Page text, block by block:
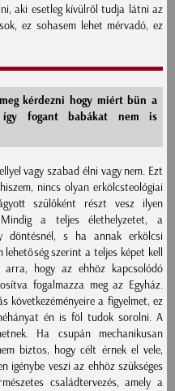
aki esetleg kívülről tudja látni az
ez sohasem lehet mérvadó, ez
kérdezni hogy miért bün a
így fogant babákat nem is
vagy szabad élni vagy nem. Ezt
nincs olyan erkölcsteológiai
szülőként részt vesz ilyen
a teljes élethelyzetet, a
döntésnél, s ha annak erkölcsi
szerint a teljes képet kell
hogy az ehhöz kapcsolódó
fogalmazza meg az Egyház.
következéményeire a figyelmet, ez
én is föl tudok sorolni. A
Ha csupán mechanikusan
biztos, hogy célt érnek el vele,
igénybe veszi az ehhöz szükséges
családtervezés, amely a